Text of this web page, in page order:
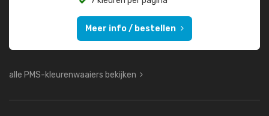
Meer info / bestellen
alle PMS-kleurenwaaiers bekijken